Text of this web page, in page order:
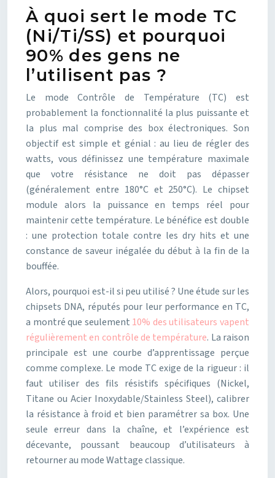
À quoi sert le mode TC
(Ni/Ti/SS) et pourquoi
90% des gens ne
l’utilisent pas ?
Le mode Contrôle de Température (TC) est
probablement la fonctionnalité la plus puissante et
la plus mal comprise des box électroniques. Son
objectif est simple et génial : au lieu de régler des
watts, vous définissez une température maximale
que votre résistance ne doit pas dépasser
(généralement entre 180°C et 250°C). Le chipset
module alors la puissance en temps réel pour
maintenir cette température. Le bénéfice est double
: une protection totale contre les dry hits et une
constance de saveur inégalée du début à la fin de la
bouffée.
Alors, pourquoi est-il si peu utilisé ? Une étude sur les
chipsets DNA, réputés pour leur performance en TC,
a montré que seulement 10% des utilisateurs vapent
régulièrement en contrôle de température. La raison
principale est une courbe d’apprentissage perçue
comme complexe. Le mode TC exige de la rigueur : il
faut utiliser des fils résistifs spécifiques (Nickel,
Titane ou Acier Inoxydable/Stainless Steel), calibrer
la résistance à froid et bien paramétrer sa box. Une
seule erreur dans la chaîne, et l’expérience est
décevante, poussant beaucoup d’utilisateurs à
retourner au mode Wattage classique.